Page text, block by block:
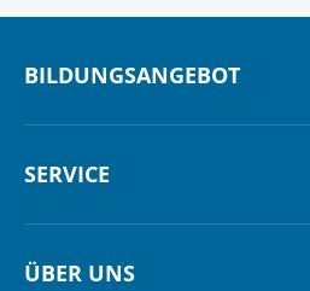
BILDUNGSANGEBOT
SERVICE
ÜBER UNS